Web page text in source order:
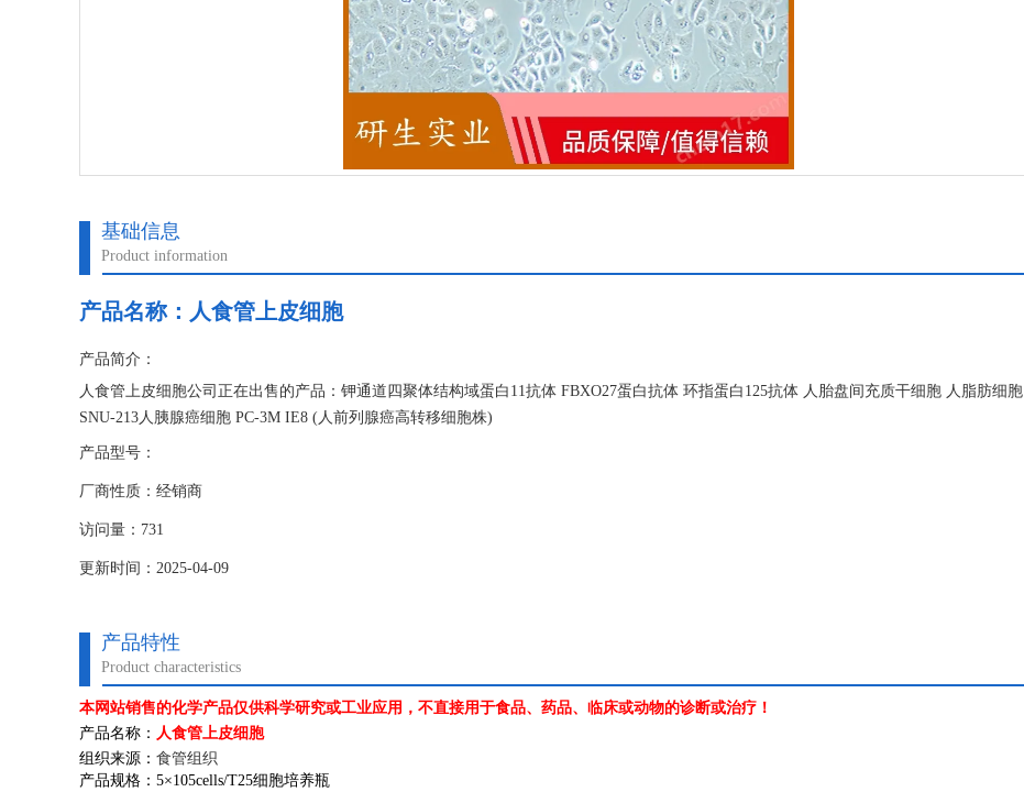
基础信息
Product information
产品名称： 人食管上皮细胞
产品简介：
人食管上皮细胞公司正在出售的产品：钾通道四聚体结构域蛋白11抗体 FBXO27蛋白抗体 环指蛋白125抗体 人胎盘间充质干细胞 人脂肪细胞
SNU-213人胰腺癌细胞 PC-3M IE8 (人前列腺癌高转移细胞株)
产品型号：
厂商性质：经销商
访问量：731
更新时间：2025-04-09
产品特性
Product characteristics
本网站销售的化学产品仅供科学研究或工业应用，不直接用于食品、药品、临床或动物的诊断或治疗！
产品名称： 人食管上皮细胞
组织来源： 食管组织
产品规格： 5×105cells/T25细胞培养瓶